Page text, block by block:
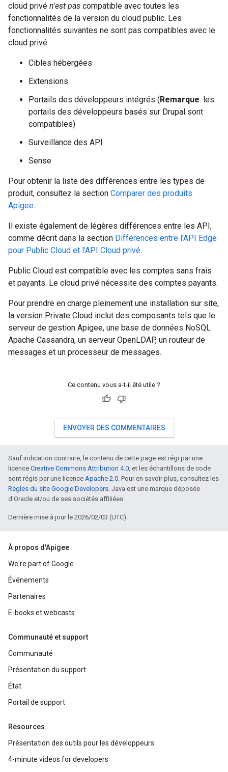
cloud privé n'est pas compatible avec toutes les
fonctionnalités de la version du cloud public. Les
fonctionnalités suivantes ne sont pas compatibles avec le
cloud privé:
Cibles hébergées
Extensions
Portails des développeurs intégrés (Remarque: les
portails des développeurs basés sur Drupal sont
compatibles)
Surveillance des API
Sense
Pour obtenir la liste des différences entre les types de
produit, consultez la section Comparer des produits
Apigee.
Il existe également de légères différences entre les API,
comme décrit dans la section Différences entre l'API Edge
pour Public Cloud et l'API Cloud privé.
Public Cloud est compatible avec les comptes sans frais
et payants. Le cloud privé nécessite des comptes payants.
Pour prendre en charge pleinement une installation sur site,
la version Private Cloud inclut des composants tels que le
serveur de gestion Apigee, une base de données NoSQL
Apache Cassandra, un serveur OpenLDAP, un routeur de
messages et un processeur de messages.
Ce contenu vous a-t-il été utile ?
ENVOYER DES COMMENTAIRES
Sauf indication contraire, le contenu de cette page est régi par une
licence Creative Commons Attribution 4.0 , et les échantillons de code
sont régis par une licence Apache 2.0 . Pour en savoir plus, consultez les
Règles du site Google Developers . Java est une marque déposée
d'Oracle et/ou de ses sociétés affiliées.
Dernière mise à jour le 2026/02/03 (UTC).
À propos d'Apigee
We're part of Google
Événements
Partenaires
E-books et webcasts
Communauté et support
Communauté
Présentation du support
État
Portail de support
Resources
Présentation des outils pour les développeurs
4-minute videos for developers